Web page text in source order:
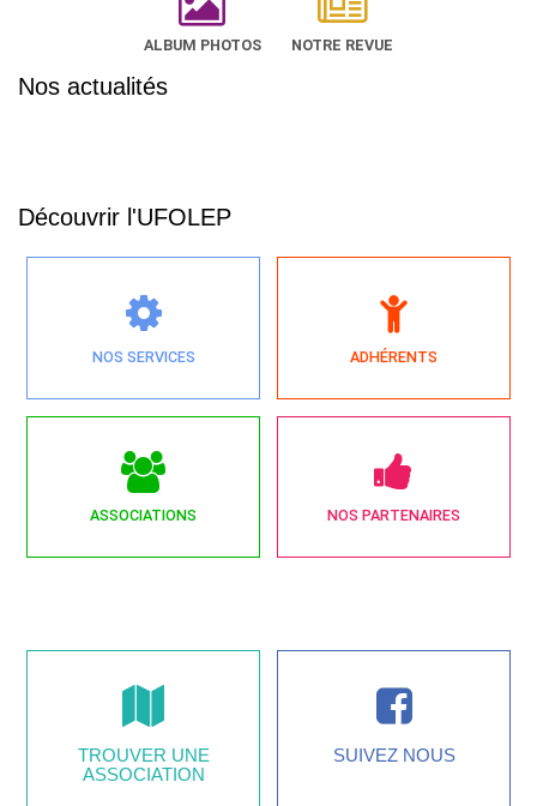
ALBUM PHOTOS NOTRE REVUE
Nos actualités
Découvrir l'UFOLEP
NOS SERVICES ADHÉRENTS
ASSOCIATIONS NOS PARTENAIRES
TROUVER UNE
ASSOCIATION
SUIVEZ NOUS